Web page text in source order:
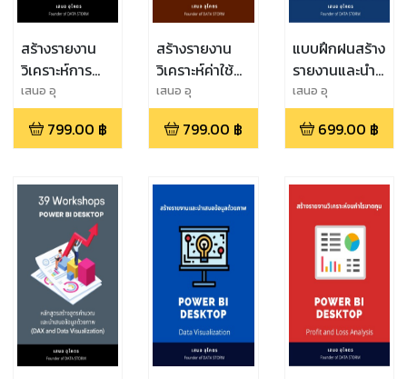
สร้างรายงาน
วิเคราะห์การ
เปลี่ยนแปลง
เทียบกับ
เวลาTime
Analysis
Dashboard
เสนอ อุ
โคตร,Saner Ukort
799.00 ฿
สร้างรายงาน
วิเคราะห์ค่าใช้
จ่าย Expenses
Analysis
Dashboard
เสนอ อุ
โคตร,Saner Ukort
799.00 ฿
แบบฝึกฝนสร้าง
รายงานและนำ
เสนอข้อมูลด้วย
ภาพ Data
Visualization
เสนอ อุ
โคตร,Saner Ukort
699.00 ฿